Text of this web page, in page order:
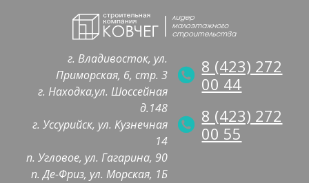
г. Владивосток, ул.
Приморская, 6, стр. 3
г. Находка,ул. Шоссейная
д.148
г. Уссурийск, ул. Кузнечная
14
п. Угловое, ул. Гагарина, 90
п. Де-Фриз, ул. Морская, 1Б
8 (423) 272
00 44
8 (423) 272
00 55